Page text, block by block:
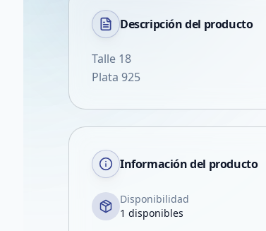
Descripción del producto
Talle 18
Plata 925
Información del producto
Disponibilidad
1 disponibles